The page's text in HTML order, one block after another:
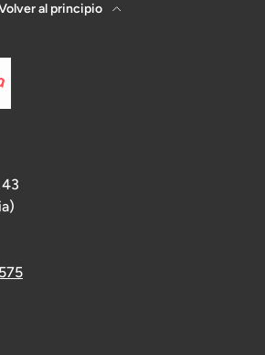
al principio